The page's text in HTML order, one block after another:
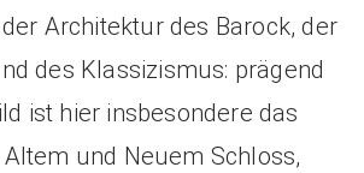
Architektur des Barock, der
des Klassizismus: prägend
ist hier insbesondere das
und Neuem Schloss,